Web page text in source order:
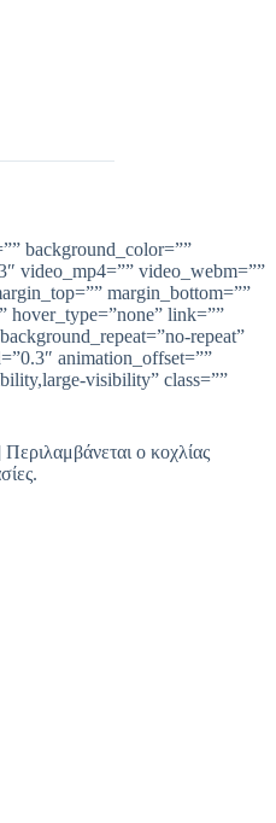
background_color=””
video_mp4=”” video_webm=””
margin_bottom=””
hover_type=”none” link=””
repeat”
animation_offset=””
visibility” class=””
ο κοχλίας